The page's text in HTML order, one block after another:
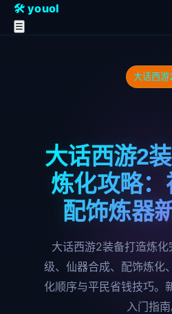
🛠️ youol
☰
大话西游
大话西游2
炼化攻略
配饰炼器
大话西游2装备打造炼
级、仙器合成、配饰炼化
化顺序与平民省钱技巧。
入门指南